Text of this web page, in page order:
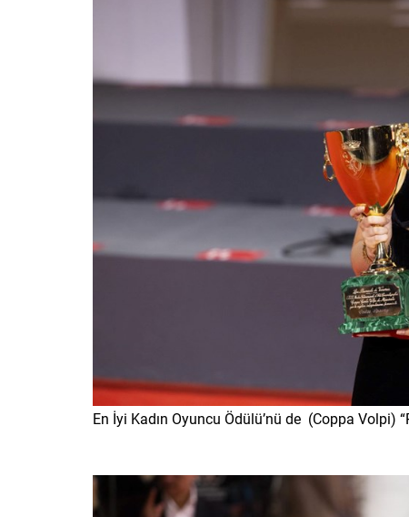
En İyi Kadın Oyuncu Ödülü’nü de (Coppa Volpi)